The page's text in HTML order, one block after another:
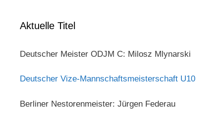
Aktuelle Titel
Deutscher Meister ODJM C: Milosz Mlynarski
Deutscher Vize-Mannschaftsmeisterschaft U10
Berliner Nestorenmeister: Jürgen Federau